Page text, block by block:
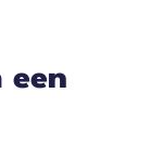
een